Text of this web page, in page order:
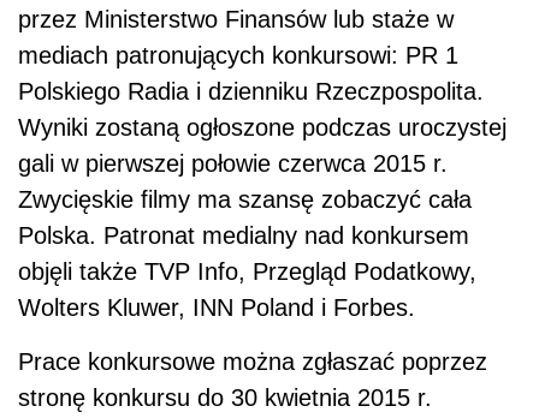
przez Ministerstwo Finansów lub staże w
mediach patronujących konkursowi: PR 1
Polskiego Radia i dzienniku Rzeczpospolita.
Wyniki zostaną ogłoszone podczas uroczystej
gali w pierwszej połowie czerwca 2015 r.
Zwycięskie filmy ma szansę zobaczyć cała
Polska. Patronat medialny nad konkursem
objęli także TVP Info, Przegląd Podatkowy,
Wolters Kluwer, INN Poland i Forbes.
Prace konkursowe można zgłaszać poprzez
stronę konkursu do 30 kwietnia 2015 r.